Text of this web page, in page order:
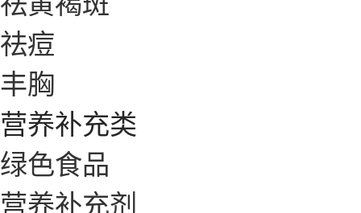
祛痘
丰胸
营养补充类
绿色食品
营养补充剂